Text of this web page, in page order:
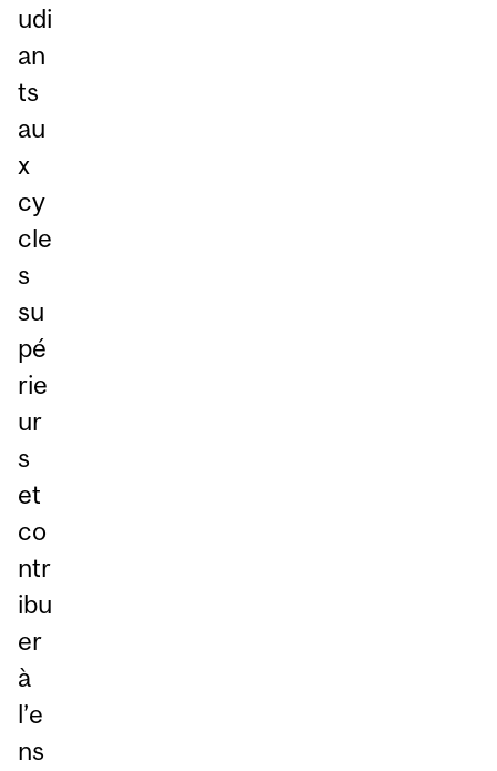
udi
an
ts
au
x
cy
cle
s
su
pé
rie
ur
s
et
co
ntr
ibu
er
à
l’e
ns